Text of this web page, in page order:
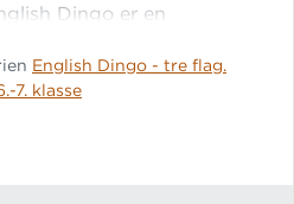
Dingo er en
Bøgerne er oversatte titler
Dingo-serie.
giver usikre elever
English Dingo - tre flag.
7. klasse